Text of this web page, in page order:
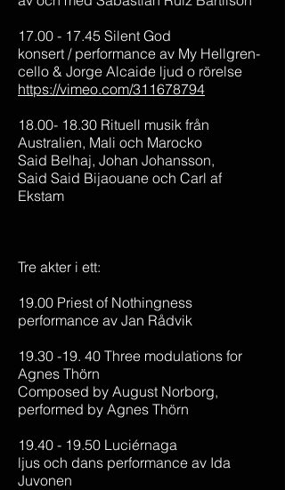
17.00 - 17.45 Silent God
konsert / performance av My Hellgren-
cello & Jorge Alcaide ljud o rörelse
https://vimeo.com/311678794
18.00- 18.30 Rituell musik från
Australien, Mali och Marocko
Said Belhaj, Johan Johansson,
Said Said Bijaouane och Carl af
Ekstam
Tre akter i ett:
19.00 Priest of Nothingness
performance av Jan Rådvik
19.30 -19. 40 Three modulations for
Agnes Thörn
Composed by August Norborg,
performed by Agnes Thörn
19.40 - 19.50 Luciérnaga
ljus och dans performance av Ida
Juvonen